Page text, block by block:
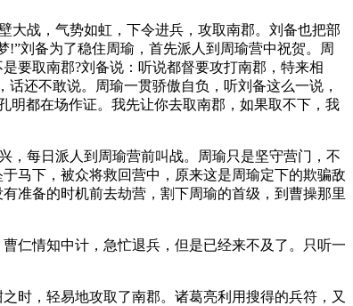
大战，气势如虹，下令进兵，攻取南郡。刘备也把部
刘备为了稳住周瑜，首先派人到周瑜营中祝贺。周
要取南郡?刘备说：听说都督要攻打南郡，特来相
还不敢说。周瑜一贯骄傲自负，听刘备这么一说，
明都在场作证。我先让你去取南郡，如果取不下，我
，每日派人到周瑜营前叫战。周瑜只是坚守营门，不
马下，被众将救回营中，原来这是周瑜定下的欺骗敌
准备的时机前去劫营，割下周瑜的首级，到曹操那里
仁情知中计，急忙退兵，但是已经来不及了。只听一
时，轻易地攻取了南郡。诸葛亮利用搜得的兵符，又